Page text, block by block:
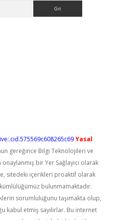
Yasal
gereğince Bilgi Teknolojileri ve
bir Yer Sağlayıcı olarak
sitedeki içerikleri proaktif olarak
bulunmamaktadır.
sorumluluğunu taşımakta olup,
kabul etmiş sayılırlar. Bu internet